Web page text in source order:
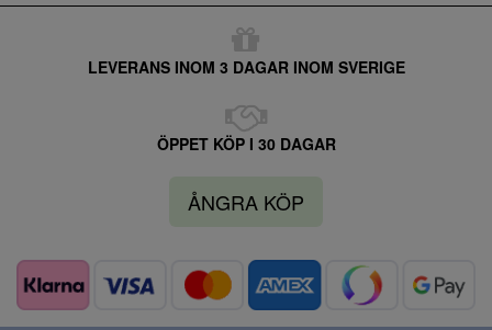
LEVERANS INOM 3 DAGAR INOM SVERIGE
ÖPPET KÖP I 30 DAGAR
ÅNGRA KÖP